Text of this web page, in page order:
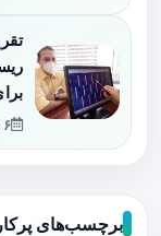
برچسب‌های